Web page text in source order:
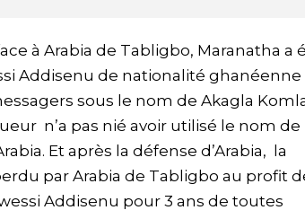
à Arabia de Tabligbo, Maranatha a
Addisenu de nationalité ghanéenne
sous le nom de Akagla
n’a pas nié avoir utilisé le nom
Et après la défense d’Arabia, la
par Arabia de Tabligbo au profit
Addisenu pour 3 ans de toutes